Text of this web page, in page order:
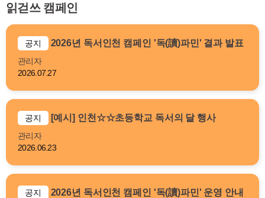
읽걷쓰 캠페인
공지 2026년 독서인천 캠페인 '독(讀)파민' 결과 발표
관리자
2026.07.27
공지 [예시] 인천☆☆초등학교 독서의 달 행사
관리자
2026.06.23
공지 2026년 독서인천 캠페인 '독(讀)파민' 운영 안내